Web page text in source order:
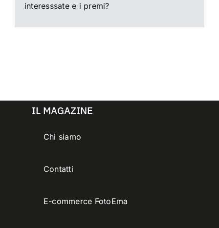
interesssate e i premi?
IL MAGAZINE
Chi siamo
Contatti
E-commerce FotoEma